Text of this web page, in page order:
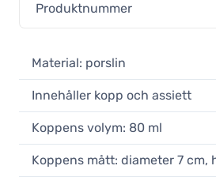
Loveramics Egg
I lager
Loveramics Egg
espressokopp 80 ml
17,90 €
I lager
Produktnummer
Material: porslin
Innehåller kopp och assiett
Koppens volym: 80 ml
Koppens mått: diameter 7 cm,